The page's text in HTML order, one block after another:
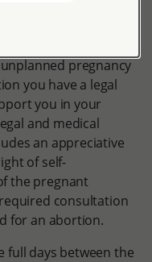
of your pregnancy.
pregnancy
you have a legal
you in your
and medical
an appreciative
of self-
the pregnant
consultation
for an abortion.
full days between the